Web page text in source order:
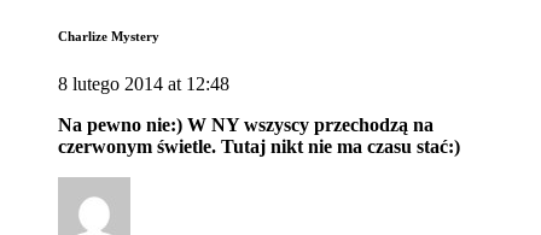
Charlize Mystery
8 lutego 2014 at 12:48
Na pewno nie:) W NY wszyscy przechodzą na
czerwonym świetle. Tutaj nikt nie ma czasu stać:)